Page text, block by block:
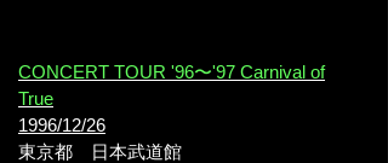
CONCERT TOUR '96〜'97 Carnival of
True
1996/12/26
東京都 日本武道館